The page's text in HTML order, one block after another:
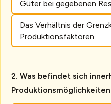
Güter bei gegebenen
Das Verhältnis der
Produktionsfaktoren
Was befindet sich